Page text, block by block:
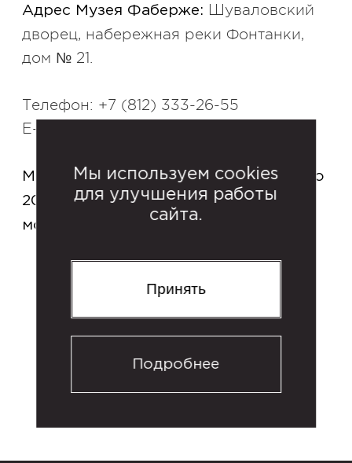
Адрес Музея Фаберже:
Шуваловский
дворец, набережная реки Фонтанки,
дом № 21.
Телефон: +7 (812) 333-26-55
E-mail:
Музей открыт каждый день с 10:00 до
20:45. Приобрести билеты в кассе
можно с 9:30 до 20:15.
Мы используем cookies
для улучшения работы
сайта.
Принять
Подробнее